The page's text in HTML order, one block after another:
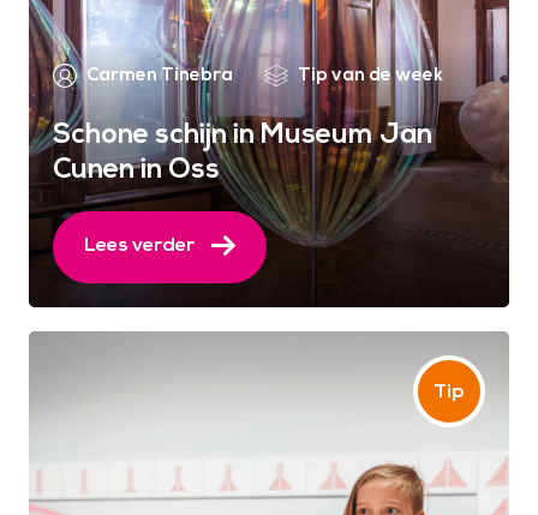
Carmen Tinebra Tip van de week
Schone schijn in Museum Jan
Cunen in Oss
Lees verder